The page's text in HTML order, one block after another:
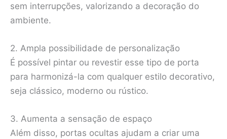
sem interrupções, valorizando a decoração do
ambiente.
2. Ampla possibilidade de personalização
É possível pintar ou revestir esse tipo de porta
para harmonizá-la com qualquer estilo decorativo,
seja clássico, moderno ou rústico.
3. Aumenta a sensação de espaço
Além disso, portas ocultas ajudam a criar uma